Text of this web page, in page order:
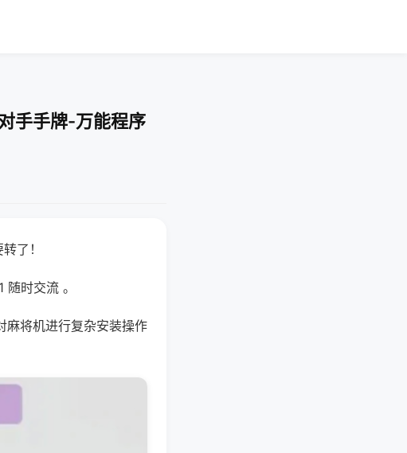
手手牌-万能程序
了！
时交流 。
麻将机进行复杂安装操作